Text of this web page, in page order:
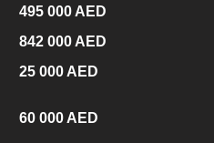
495 000 AED
842 000 AED
25 000 AED
60 000 AED